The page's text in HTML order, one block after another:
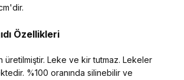
Özellikleri
üretilmiştir. Leke ve kir tutmaz. Lekeler
%100 oranında silinebilir ve